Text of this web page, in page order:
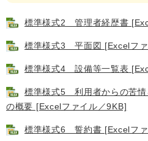
標準様式2 管理者経歴書
標準様式3 平面図 [Excelフ
標準様式4 設備等一覧表
標準様式5 利用者からの苦情
の概要 [Excelファイル／9KB]
標準様式6 誓約書 [Excelフ